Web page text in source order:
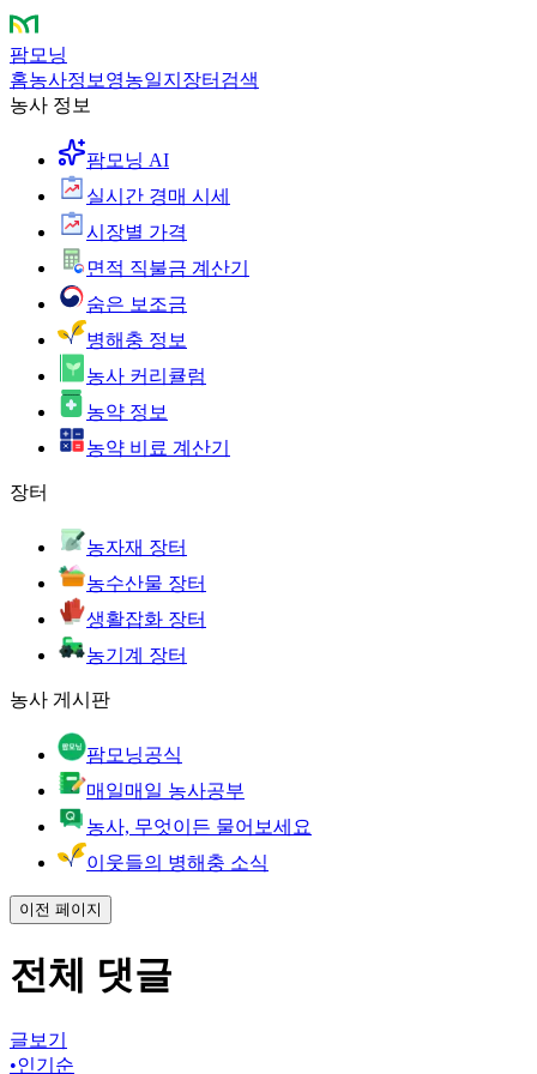
팜모닝
홈농사정보 영농일지 장터 검색
농사 정보
팜모닝 AI
실시간 경매 시세
시장별 가격
면적 직불금 계산기
숨은 보조금
병해충 정보
농사 커리큘럼
농약 정보
농약 비료 계산기
장터
농자재 장터
농수산물 장터
생활잡화 장터
농기계 장터
농사 게시판
팜모닝공식
매일매일 농사공부
농사, 무엇이든 물어보세요
이웃들의 병해충 소식
이전 페이지
전체 댓글
글보기
•인기순